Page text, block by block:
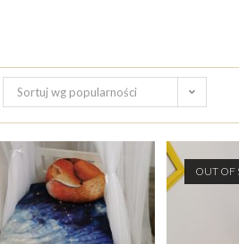
Sortuj wg popularności
OUT OF